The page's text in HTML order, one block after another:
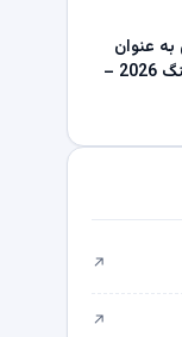
به عنوان
رویداد بلاک چین وایومینگ 2026 –
↗
↗